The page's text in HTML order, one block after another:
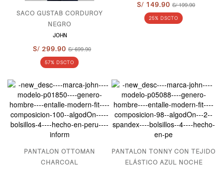
SACO GUSTAB CORDUROY
NEGRO
JOHN
S/ 299.90 S/ 699.90
57% DSCTO
S/ 149.90 S/ 199.90
25% DSCTO
PANTALON OTTOMAN
CHARCOAL
PANTALON TONNY CON TEJIDO
ELÁSTICO AZUL NOCHE